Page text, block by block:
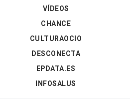
VÍDEOS
CHANCE
CULTURAOCIO
DESCONECTA
EPDATA.ES
INFOSALUS